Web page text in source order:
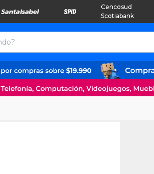
Cencosud
Scotiabank